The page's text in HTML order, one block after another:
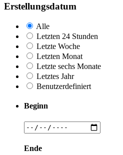
Erstellungsdatum
Alle
Letzten 24 Stunden
Letzte Woche
Letzten Monat
Letzte sechs Monate
Letztes Jahr
Benutzerdefiniert
Beginn
Ende